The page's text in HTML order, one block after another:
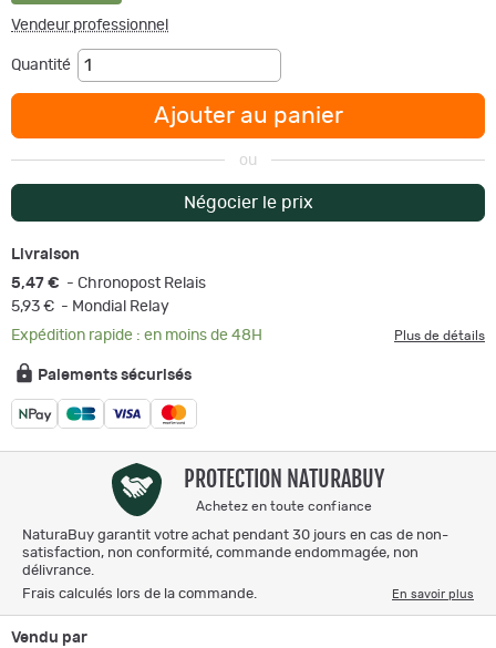
Vendeur professionnel
Quantité
Ajouter au panier
ou
Négocier le prix
Livraison
5,47 € - Chronopost Relais
5,93 € - Mondial Relay
Expédition rapide : en moins de 48H
Plus de détails
Paiements sécurisés
PROTECTION NATURABUY
Achetez en toute confiance
NaturaBuy garantit votre achat pendant 30 jours en cas de non-
satisfaction, non conformité, commande endommagée, non
délivrance.
Frais calculés lors de la commande.
En savoir plus
Vendu par